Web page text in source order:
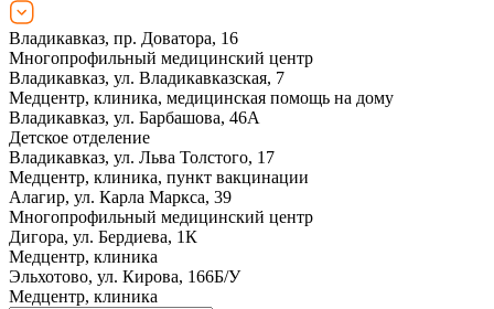
Владикавказ, пр. Доватора, 16
Многопрофильный медицинский центр
Владикавказ, ул. Владикавказская, 7
Медцентр, клиника, медицинская помощь на дому
Владикавказ, ул. Барбашова, 46А
Детское отделение
Владикавказ, ул. Льва Толстого, 17
Медцентр, клиника, пункт вакцинации
Алагир, ул. Карла Маркса, 39
Многопрофильный медицинский центр
Дигора, ул. Бердиева, 1К
Медцентр, клиника
Эльхотово, ул. Кирова, 166Б/У
Медцентр, клиника